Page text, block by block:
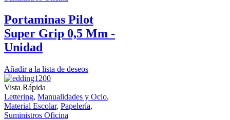
Portaminas Pilot
Super Grip 0,5 Mm -
Unidad
Añadir a la lista de deseos
Vista Rápida
Lettering, Manualidades y Ocio,
Material Escolar, Papelería,
Suministros Oficina